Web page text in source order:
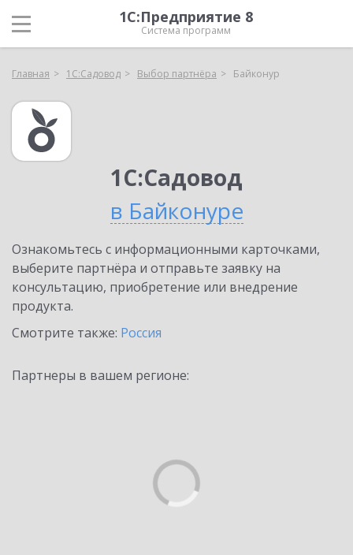
1С:Предприятие 8
Система программ
Главная 1С:Садовод Выбор партнёра Байконур
1С:Садовод
в Байконуре
Ознакомьтесь с информационными карточками,
выберите партнёра и отправьте заявку на
консультацию, приобретение или внедрение
продукта.
Смотрите также: Россия
Партнеры в вашем регионе: